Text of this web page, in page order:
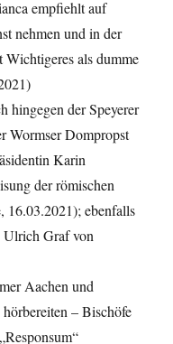
empfiehlt auf
nehmen und in der
Wichtigeres als dumme
hingegen der Speyerer
Wormser Dompropst
Karin
der römischen
16.03.2021); ebenfalls
Ulrich Graf von
Aachen und
– Bischöfe